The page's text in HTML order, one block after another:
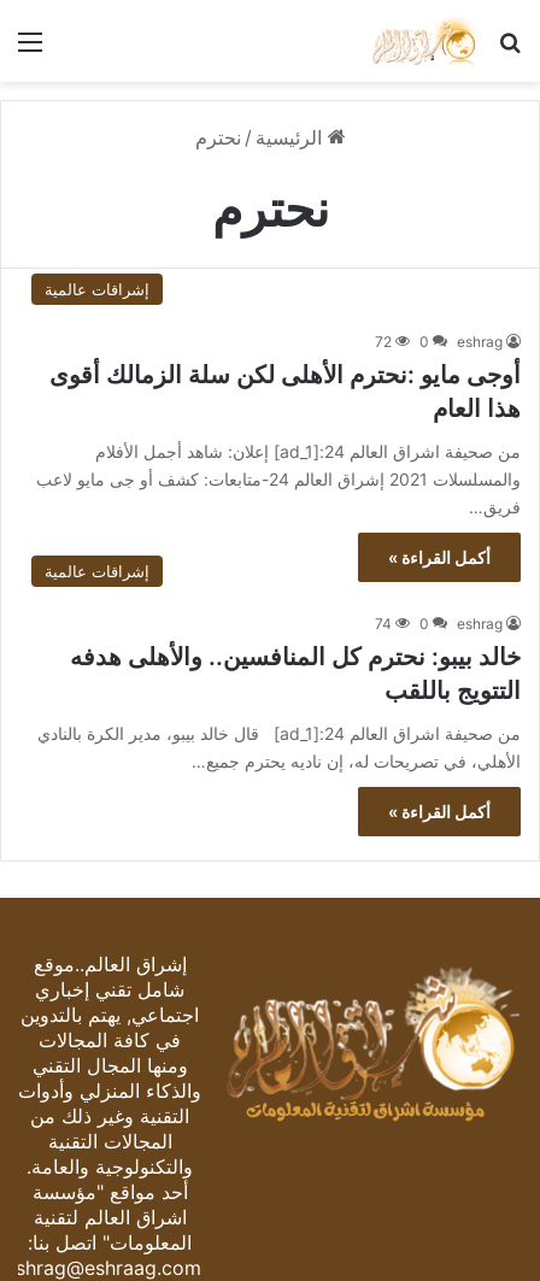
بحث عن
الرئيسية / نحترم
نحترم
إشراقات عالمية
eshrag
0
72
أوجى مايو :نحترم الأهلى لكن سلة الزمالك أقوى
هذا العام
من صحيفة اشراق العالم 24:[ad_1] إعلان: شاهد أجمل الأفلام
والمسلسلات 2021 إشراق العالم 24-متابعات: كشف أو جى مايو لاعب
فريق…
أكمل القراءة »
إشراقات عالمية
eshrag
0
74
خالد بيبو: نحترم كل المنافسين.. والأهلى هدفه
التتويج باللقب
من صحيفة اشراق العالم 24:[ad_1] قال خالد بيبو، مدير الكرة بالنادي
الأهلي، في تصريحات له، إن ناديه يحترم جميع…
أكمل القراءة »
إشراق العالم..موقع
شامل تقني إخباري
اجتماعي, يهتم بالتدوين
في كافة المجالات
ومنها المجال التقني
والذكاء المنزلي وأدوات
التقنية وغير ذلك من
المجالات التقنية
والتكنولوجية والعامة.
أحد مواقع "مؤسسة
اشراق العالم لتقنية
المعلومات" اتصل بنا:
eshrag@eshraag.com